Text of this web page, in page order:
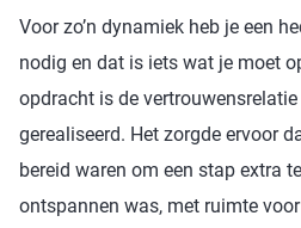
Voor zo’n dynamiek heb je een
nodig en dat is iets wat je moet
opdracht is de
gerealiseerd. Het zorgde ervoor
bereid waren om een stap extra
ontspannen was, met ruimte